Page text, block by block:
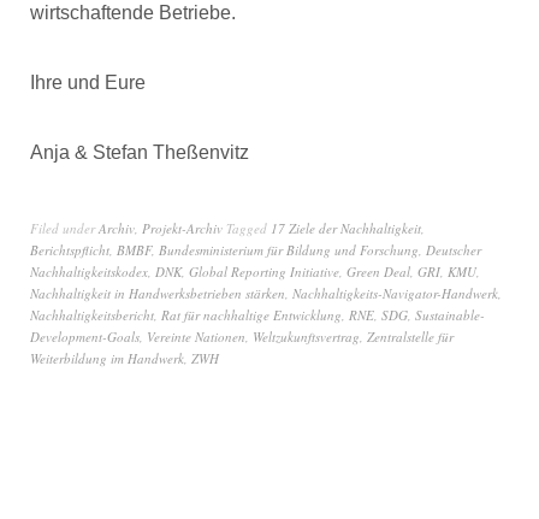
wirtschaftende Betriebe.
Ihre und Eure
Anja & Stefan Theßenvitz
Filed underArchiv, Projekt-Archiv Tagged 17 Ziele der Nachhaltigkeit,
Berichtspflicht, BMBF, Bundesministerium für Bildung und Forschung, Deutscher
Nachhaltigkeitskodex, DNK, Global Reporting Initiative, Green Deal, GRI, KMU,
Nachhaltigkeit in Handwerksbetrieben stärken, Nachhaltigkeits-Navigator-Handwerk,
Nachhaltigkeitsbericht, Rat für nachhaltige Entwicklung, RNE, SDG, Sustainable-
Development-Goals, Vereinte Nationen, Weltzukunftsvertrag, Zentralstelle für
Weiterbildung im Handwerk, ZWH